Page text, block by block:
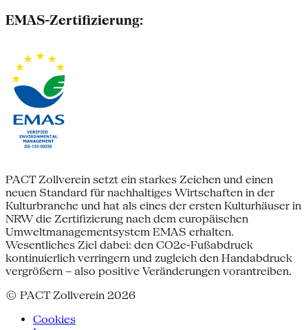
EMAS-Zertifizierung:
PACT Zollverein setzt ein starkes Zeichen und einen
neuen Standard für nachhaltiges Wirtschaften in der
Kulturbranche und hat als eines der ersten Kulturhäuser in
NRW die Zertifizierung nach dem europäischen
Umweltmanagementsystem EMAS erhalten.
Wesentliches Ziel dabei: den CO2e-Fußabdruck
kontinuierlich verringern und zugleich den Handabdruck
vergrößern – also positive Veränderungen vorantreiben.
© PACT Zollverein 2026
Cookies